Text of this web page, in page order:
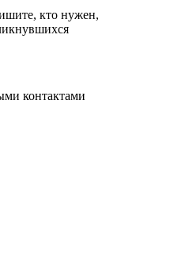
кто нужен,
контактами